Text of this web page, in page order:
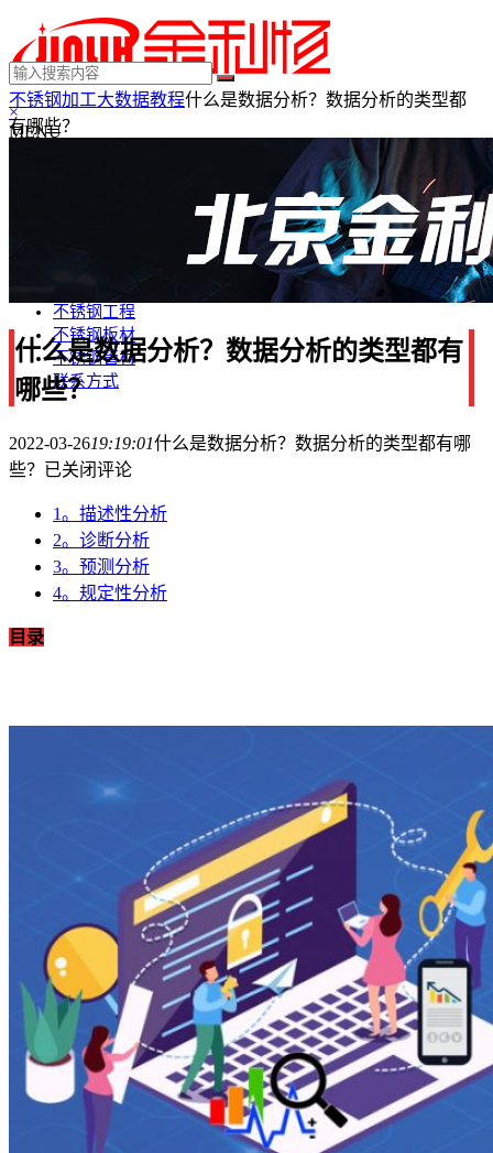
×
MENU
不锈钢踢脚线
不锈钢电梯门套
不锈钢工程
不锈钢板材
不锈钢管材
联系方式
不锈钢加工大数据教程什么是数据分析？数据分析的类型都
有哪些？
什么是数据分析？数据分析的类型都有
哪些？
2022-03-2619:19:01什么是数据分析？数据分析的类型都有哪
些？ 已关闭评论
1。描述性分析
2。诊断分析
3。预测分析
4。规定性分析
目录